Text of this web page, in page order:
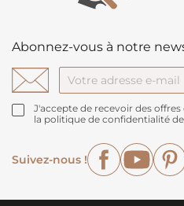
Abonnez-vous à notre
J'accepte de recevoir des
la politique de confidentialité
Suivez-nous !
Facebook